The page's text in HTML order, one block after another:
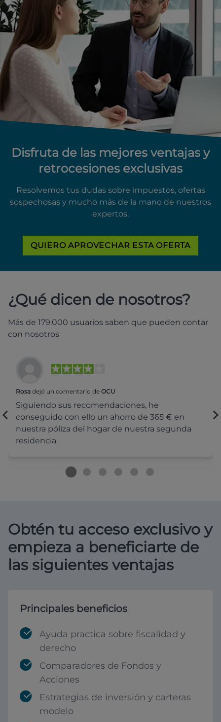
Disfruta de las mejores ventajas y
retrocesiones exclusivas
Resolvemos tus dudas sobre impuestos, ofertas
sospechosas y mucho más de la mano de nuestros
expertos.
QUIERO APROVECHAR ESTA OFERTA
¿Qué dicen de nosotros?
Más de 179.000 usuarios saben que pueden contar
con nosotros
Rosa dejó un comentario de OCU
Siguiendo sus recomendaciones, he
conseguido con ello un ahorro de 365 € en
nuestra póliza del hogar de nuestra segunda
residencia.
Obtén tu acceso exclusivo y
empieza a beneficiarte de
las siguientes ventajas
Principales beneficios
Ayuda practica sobre fiscalidad y
derecho
Comparadores de Fondos y
Acciones
Estrategias de inversión y carteras
modelo